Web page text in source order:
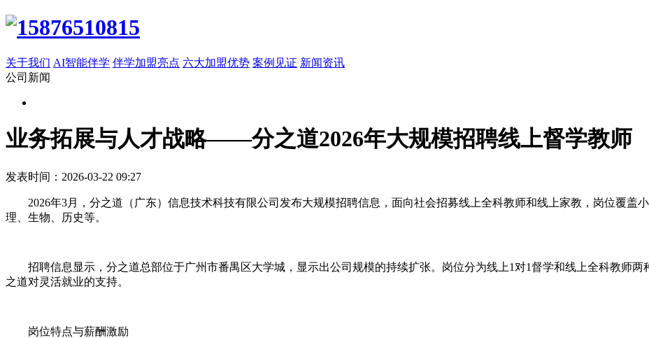
关于我们 AI智能伴学 伴学加盟亮点 六大加盟优势 案例见证 新闻资讯
公司新闻
业务拓展与人才战略——分之道2026年大规模招聘线上督学教师
发表时间：2026-03-22 09:27
2026年3月，分之道（广东）信息技术科技有限公司发布大规模招聘信息，面向社会招募线上全科教师和线上家教，岗位覆盖
理、生物、历史等。
招聘信息显示，分之道总部位于广州市番禺区大学城，显示出公司规模的持续扩张。岗位分为线上1对1督学和线上全科教师
之道对灵活就业的支持。
岗位特点与薪酬激励